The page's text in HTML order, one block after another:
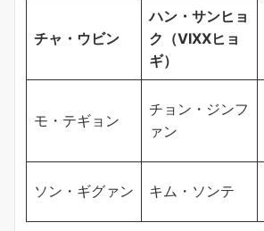
チャ・ウビン
ハン・サンヒョ
ク（VIXXヒョ
ギ）
モ・テギョン
チョン・ジンフ
ァン
ソン・ギグァン キム・ソンテ